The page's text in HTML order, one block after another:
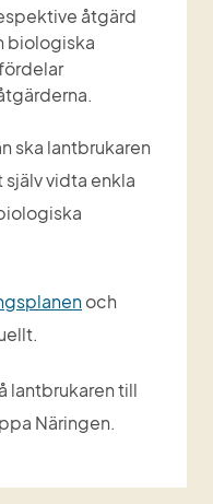
åtgärd
biologiska
ska lantbrukaren
vidta enkla
och
lantbrukaren till
Näringen.